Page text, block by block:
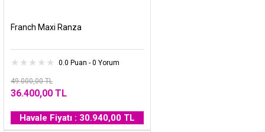
Franch Maxi Ranza
0.0 Puan - 0 Yorum
49.000,00 TL
36.400,00 TL
Havale Fiyatı : 30.940,00 TL